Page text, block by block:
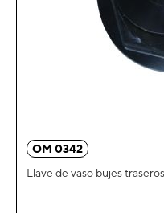
OM 0342
Llave de vaso bujes